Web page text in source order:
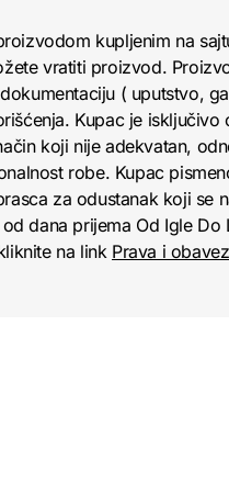
kupljenim na
vratiti proizvod.
( uputstvo,
Kupac je
koji nije adekvatan,
robe. Kupac
za odustanak koji se
dana prijema Od Igle
na link Prava i